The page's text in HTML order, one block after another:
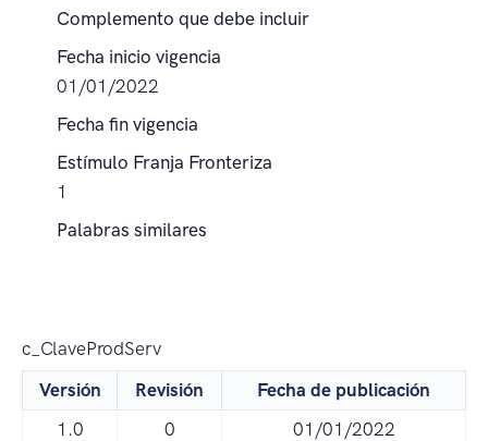
Complemento que debe incluir
Fecha inicio vigencia
01/01/2022
Fecha fin vigencia
Estímulo Franja Fronteriza
1
Palabras similares
c_ClaveProdServ
Versión
Revisión
Fecha de publicación
1.0
0 01/01/2022